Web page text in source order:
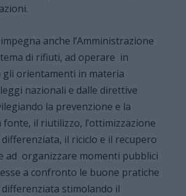
anche l’Amministrazione
di rifiuti, ad operare in
gli orientamenti in materia
nazionali e dalle direttive
la prevenzione e la
fonte, il riutilizzo, l’ottimizzazione
il riciclo e il recupero
ad organizzare momenti pubblici
a confronto le buone pratiche
differenziata stimolando il